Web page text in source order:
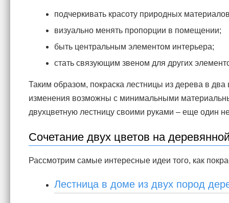
подчеркивать красоту природных
визуально менять пропорции в помещении;
быть центральным элементом интерьера;
стать связующим звеном для других
Таким образом, покраска лестницы из дерева в
изменения возможны с минимальными
двухцветную лестницу своими руками – еще один
Сочетание двух цветов на
Рассмотрим самые интересные идеи того, как
Лестница в доме из двух пород